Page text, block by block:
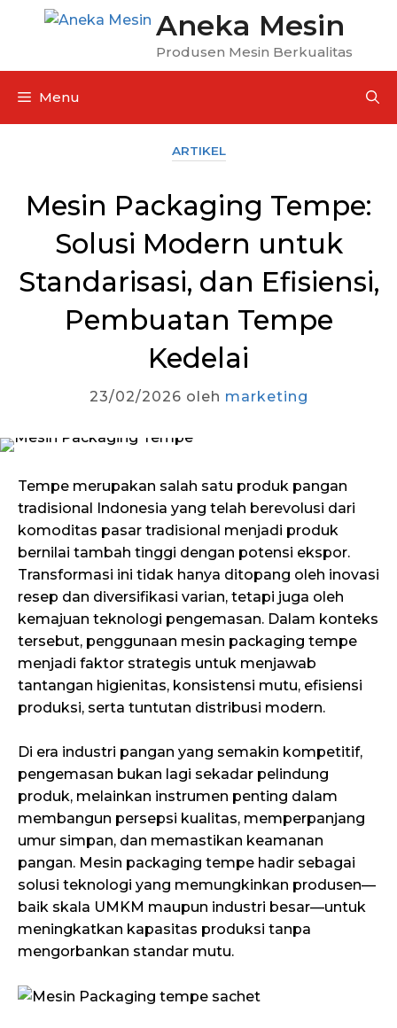
Aneka Mesin
Produsen Mesin Berkualitas
Menu
ARTIKEL
Mesin Packaging Tempe:
Solusi Modern untuk
Standarisasi, dan Efisiensi,
Pembuatan Tempe
Kedelai
23/02/2026 oleh marketing
Tempe merupakan salah satu produk pangan
tradisional Indonesia yang telah berevolusi dari
komoditas pasar tradisional menjadi produk
bernilai tambah tinggi dengan potensi ekspor.
Transformasi ini tidak hanya ditopang oleh inovasi
resep dan diversifikasi varian, tetapi juga oleh
kemajuan teknologi pengemasan. Dalam konteks
tersebut, penggunaan mesin packaging tempe
menjadi faktor strategis untuk menjawab
tantangan higienitas, konsistensi mutu, efisiensi
produksi, serta tuntutan distribusi modern.
Di era industri pangan yang semakin kompetitif,
pengemasan bukan lagi sekadar pelindung
produk, melainkan instrumen penting dalam
membangun persepsi kualitas, memperpanjang
umur simpan, dan memastikan keamanan
pangan. Mesin packaging tempe hadir sebagai
solusi teknologi yang memungkinkan produsen—
baik skala UMKM maupun industri besar—untuk
meningkatkan kapasitas produksi tanpa
mengorbankan standar mutu.